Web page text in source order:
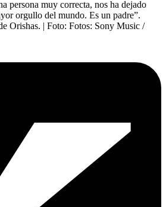
persona muy correcta, nos ha dejado
orgullo del mundo. Es un padre”.
Orishas. | Foto: Fotos: Sony Music /